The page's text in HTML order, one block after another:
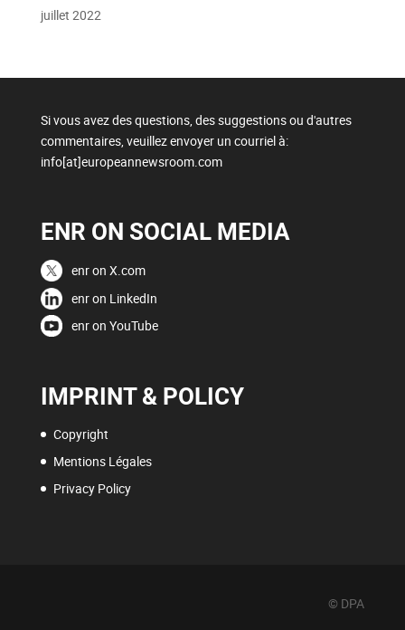
juillet 2022
Si vous avez des questions, des suggestions ou d'autres
commentaires, veuillez envoyer un courriel à:
info[at]europeannewsroom.com
ENR ON SOCIAL MEDIA
enr on X.com
enr on LinkedIn
enr on YouTube
IMPRINT & POLICY
Copyright
Mentions Légales
Privacy Policy
© DPA